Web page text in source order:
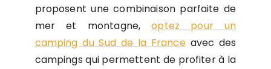
proposent une combinaison parfaite de
mer et montagne,optez pour un
camping du Sud de la Franceavec des
campings qui permettent de profiter à la